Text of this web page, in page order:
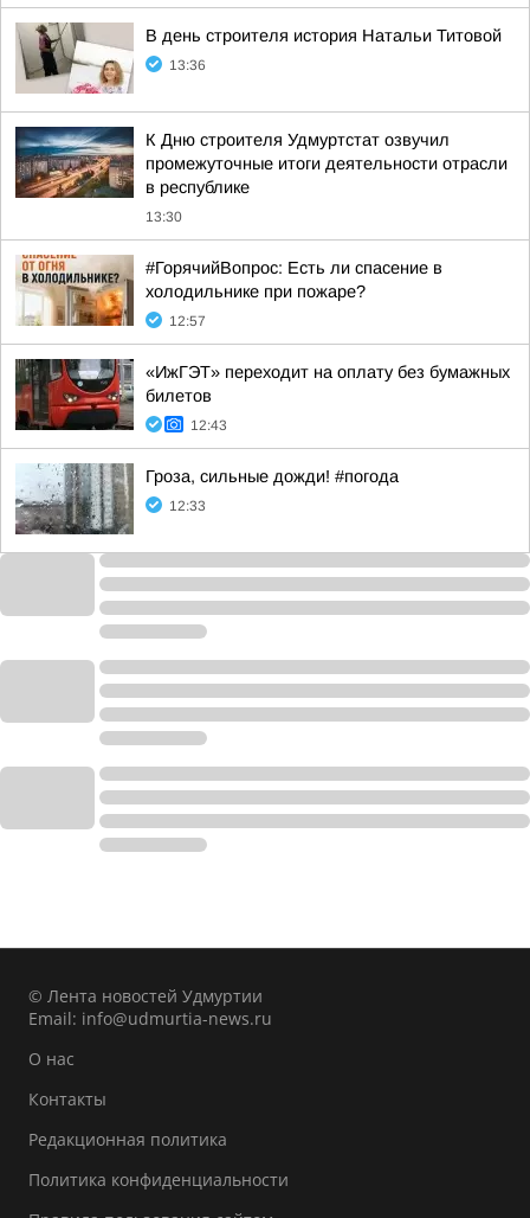
В день строителя история Натальи Титовой
13:36
К Дню строителя Удмуртстат озвучил
промежуточные итоги деятельности отрасли
в республике
13:30
#ГорячийВопрос: Есть ли спасение в
холодильнике при пожаре?
12:57
«ИжГЭТ» переходит на оплату без бумажных
билетов
12:43
Гроза, сильные дожди! #погода
12:33
© Лента новостей Удмуртии
Email: info@udmurtia-news.ru
О нас
Контакты
Редакционная политика
Политика конфиденциальности